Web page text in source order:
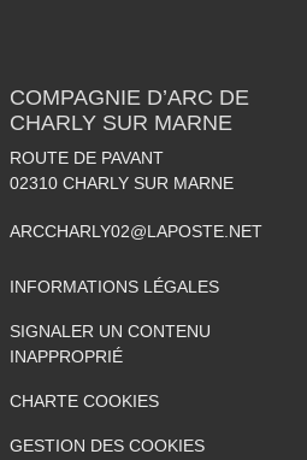
COMPAGNIE D’ARC DE
CHARLY SUR MARNE
ROUTE DE PAVANT
02310 CHARLY SUR MARNE
ARCCHARLY02@LAPOSTE.NET
INFORMATIONS LÉGALES
SIGNALER UN CONTENU
INAPPROPRIÉ
CHARTE COOKIES
GESTION DES COOKIES